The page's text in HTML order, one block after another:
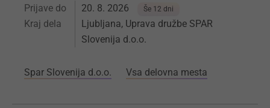
Prijave do 20. 8. 2026 Še 12 dni
Kraj dela
Ljubljana, Uprava družbe SPAR
Slovenija d.o.o.
Spar Slovenija d.o.o. Vsa delovna mesta